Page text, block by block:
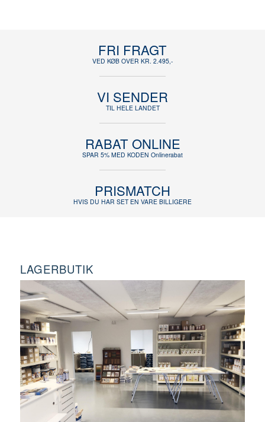
FRI FRAGT
VED KØB OVER KR. 2.495,-
VI SENDER
TIL HELE LANDET
RABAT ONLINE
SPAR 5% MED KODEN Onlinerabat
PRISMATCH
HVIS DU HAR SET EN VARE BILLIGERE
LAGERBUTIK